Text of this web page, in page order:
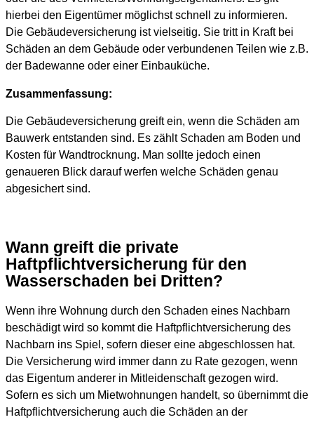
hierbei den Eigentümer möglichst schnell zu informieren.
Die Gebäudeversicherung ist vielseitig. Sie tritt in Kraft bei
Schäden an dem Gebäude oder verbundenen Teilen wie z.B.
der Badewanne oder einer Einbauküche.
Zusammenfassung:
Die Gebäudeversicherung greift ein, wenn die Schäden am
Bauwerk entstanden sind. Es zählt Schaden am Boden und
Kosten für Wandtrocknung. Man sollte jedoch einen
genaueren Blick darauf werfen welche Schäden genau
abgesichert sind.
Wann greift die private
Haftpflichtversicherung für den
Wasserschaden bei Dritten?
Wenn ihre Wohnung durch den Schaden eines Nachbarn
beschädigt wird so kommt die Haftpflichtversicherung des
Nachbarn ins Spiel, sofern dieser eine abgeschlossen hat.
Die Versicherung wird immer dann zu Rate gezogen, wenn
das Eigentum anderer in Mitleidenschaft gezogen wird.
Sofern es sich um Mietwohnungen handelt, so übernimmt die
Haftpflichtversicherung auch die Schäden an der